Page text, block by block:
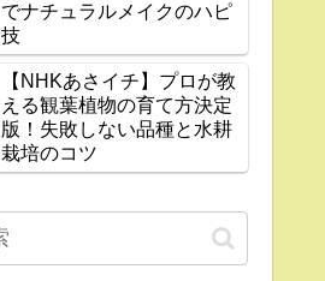
でナチュラルメイクのハピ
技
【NHKあさイチ】プロが教
える観葉植物の育て方決定
版！失敗しない品種と水耕
栽培のコツ